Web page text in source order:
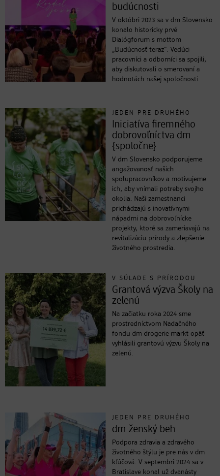
budúcnosti
V októbri 2023 sa v dm Slovensko
konalo historicky prvé
Dialógforum s mottom
„Budúcnosť teraz“. Vedúci
pracovníci a odborníci sa spojili,
aby diskutovali o smerovaní a
hodnotách našej spoločnosti.
JEDEN PRE DRUHÉHO
Iniciatíva firemného
dobrovoľníctva dm
{spoločne}
V dm Slovensko podporujeme
angažovanosť našich
spolupracovníkov a motivujeme
ich, aby vnímali potreby svojho
okolia. Naši zamestnanci
prichádzajú s inovatívnymi
nápadmi na dobrovoľnícke
projekty, ktoré sa zameriavajú na
revitalizáciu prírody a zlepšenie
životného prostredia.
V SÚLADE S PRÍRODOU
Grantová výzva Školy na
zelenú
Na začiatku roka 2024 sme
prostredníctvom Nadačného
fondu dm drogerie markt opäť
vyhlásili grantovú výzvu Školy na
zelenú.
JEDEN PRE DRUHÉHO
dm ženský beh
Podpora zdravia a zdravého
životného štýlu je pre nás v dm
kľúčová. V septembri 2024 sa v
Bratislave konal už dvanásty